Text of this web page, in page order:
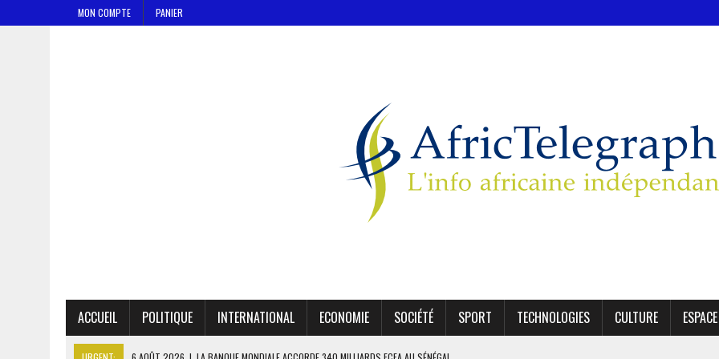
MON COMPTE PANIER
ACCUEIL POLITIQUE INTERNATIONAL ECONOMIE SOCIÉTÉ SPORT TECHNOLOGIES CULTURE